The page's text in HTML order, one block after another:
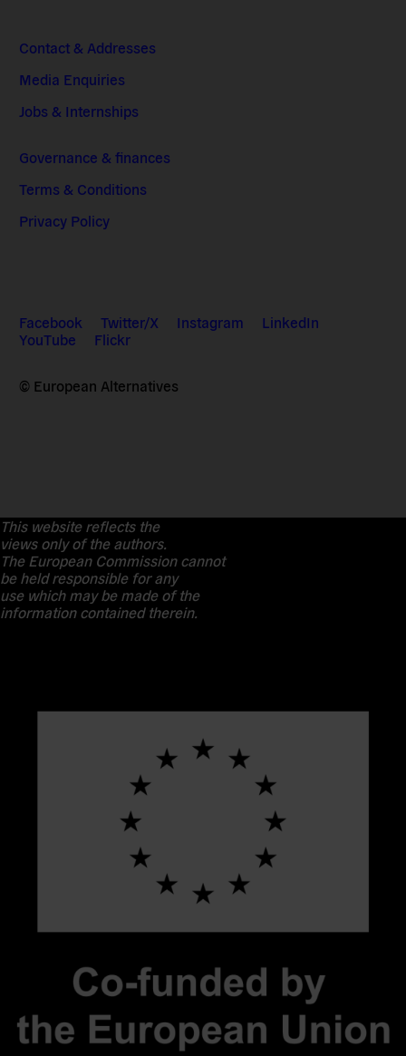
Contact & Addresses
Media Enquiries
Jobs & Internships
Governance & finances
Terms & Conditions
Privacy Policy
Facebook Twitter/X Instagram
LinkedIn
YouTube
Flickr
© European Alternatives
This website reflects the
views only of the authors.
The European Commission cannot
be held responsible for any
use which may be made of the
information contained therein.